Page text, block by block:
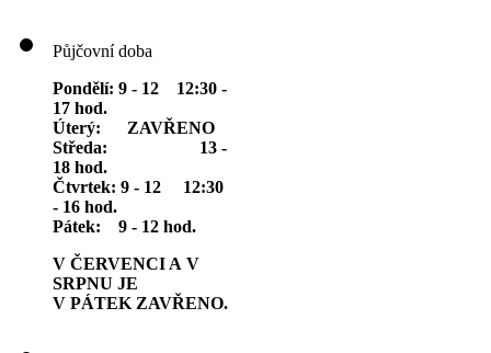
Půjčovní doba
Pondělí: 9 - 12 12:30 -
17 hod.
Úterý: ZAVŘENO
Středa: 13 -
18 hod.
Čtvrtek: 9 - 12 12:30
- 16 hod.
Pátek: 9 - 12 hod.
V ČERVENCI A V
SRPNU JE
V PÁTEK ZAVŘENO.